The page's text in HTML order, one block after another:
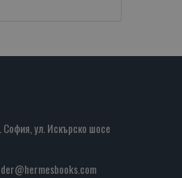
София, ул. Искърско шосе